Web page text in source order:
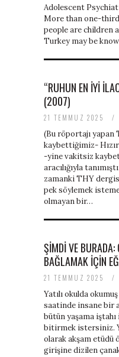
Adolescent
More than one-
people are children
Turkey may be
“RUHUN EN IYI
(2007)
21 TEMMUZ 2025 /
(Bu röportajı yapan
kaybettiğimiz- Hızır
-yine vakitsiz
aracılığıyla
zamanki THY
pek söylemek
olmayan bir…
ŞIMDI VE BURADA:
BAĞLAMAK IÇIN
21 TEMMUZ 2025 /
Yatılı okulda
saatinde insane bir
bütün yaşama iştahı
bitirmek istersiniz.
olarak akşam etüdü
girişine dizilen